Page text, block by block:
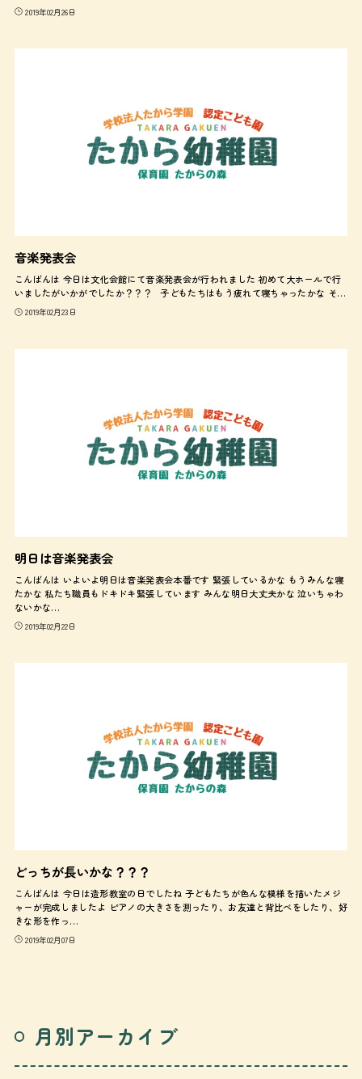
2019年02月26日
音楽発表会
こんばんは 今日は文化会館にて音楽発表会が行われました 初めて大ホールで行
いましたがいかがでしたか？？？ 子どもたちはもう疲れて寝ちゃったかな そ…
2019年02月23日
明日は音楽発表会
こんばんは いよいよ明日は音楽発表会本番です 緊張しているかな もうみんな寝
たかな 私たち職員もドキドキ緊張しています みんな明日大丈夫かな 泣いちゃわ
ないかな…
2019年02月22日
どっちが長いかな？？？
こんばんは 今日は造形教室の日でしたね 子どもたちが色んな模様を描いたメジ
ャーが完成しましたよ ピアノの大きさを測ったり、お友達と背比べをしたり、好
きな形を作っ…
2019年02月07日
月別アーカイブ